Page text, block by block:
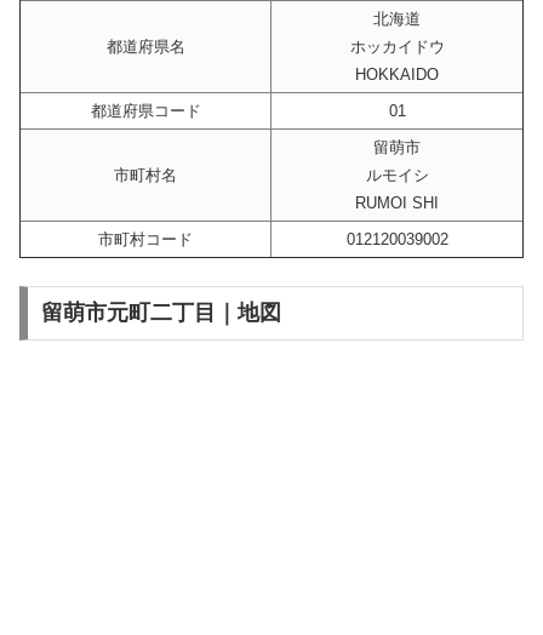
都道府県名
北海道
ホッカイドウ
HOKKAIDO
都道府県コード
01
市町村名
留萌市
ルモイシ
RUMOI SHI
市町村コード
012120039002
留萌市元町二丁目｜地図